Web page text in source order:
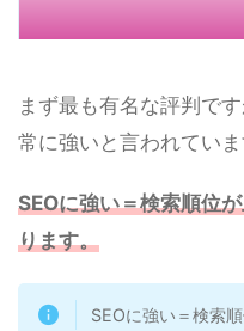
まず最も有名な評判で
常に強いと言われていま
SEOに強い＝検索順位
ります。
SEOに強い＝検索